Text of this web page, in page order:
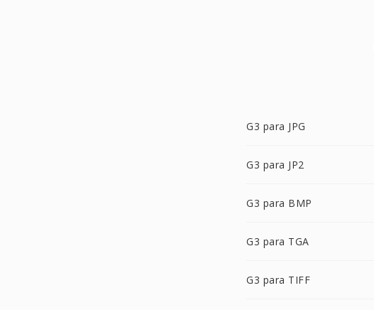
G3 para JPG
G3 para JP2
G3 para BMP
G3 para TGA
G3 para TIFF